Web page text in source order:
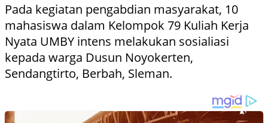
Pada kegiatan pengabdian masyarakat, 10
mahasiswa dalam Kelompok 79 Kuliah Kerja
Nyata UMBY intens melakukan sosialiasi
kepada warga Dusun Noyokerten,
Sendangtirto, Berbah, Sleman.